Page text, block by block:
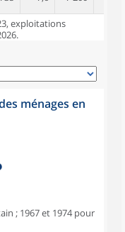
exploitations
ménages en
; 1967 et 1974 pour